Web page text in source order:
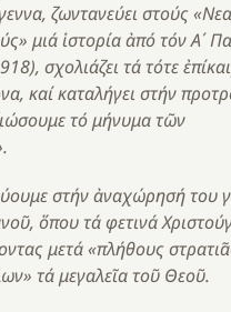
ζωντανεύει στούς
μιά ἱστορία ἀπό τόν Α΄
σχολιάζει τά τότε
καί καταλήγει στήν
τό μήνυμα τῶν
στήν ἀναχώρησή του
ὅπου τά φετινά
μετά «πλήθους
τά μεγαλεῖα τοῦ Θεοῦ.